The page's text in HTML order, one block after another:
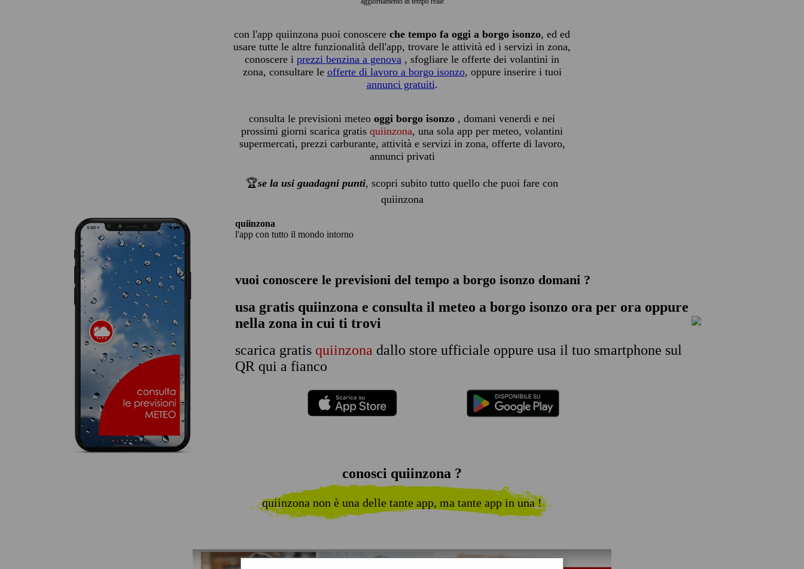
con l'app quiinzona puoi conoscere che tempo fa oggi a borgo isonzo, ed ed
usare tutte le altre funzionalità dell'app, trovare le attività ed i servizi in zona,
conoscere i prezzi benzina a genova , sfogliare le offerte dei volantini in
zona, consultare le offerte di lavoro a borgo isonzo, oppure inserire i tuoi
annunci gratuiti.
consulta le previsioni meteo oggi borgo isonzo , domani venerdi e nei
prossimi giorni scarica gratis quiinzona, una sola app per meteo, volantini
supermercati, prezzi carburante, attività e servizi in zona, offerte di lavoro,
annunci privati
🏆se la usi guadagni punti, scopri subito tutto quello che puoi fare con
quiinzona
quiinzona
l'app con tutto il mondo intorno
vuoi conoscere le previsioni del tempo a borgo isonzo domani ?
usa gratis quiinzona e consulta il meteo a borgo isonzo ora per ora oppure
nella zona in cui ti trovi
scarica gratis quiinzona dallo store ufficiale oppure usa il tuo smartphone sul
QR qui a fianco
conosci quiinzona ?
quiinzona non è una delle tante app, ma tante app in una !